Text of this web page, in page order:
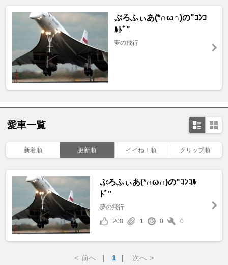
ぷろふぃあ(*∩ω∩)の"ｺﾝｺ
ﾙﾄﾞ"
夢の飛行
愛車一覧
新着順 更新順 イイね！順 クリップ順
ぷろふぃあ(*∩ω∩)の"ｺﾝｺﾙ
ﾄﾞ"
夢の飛行
208
1 0 0
< 前へ ｜ 1 ｜ 次へ >